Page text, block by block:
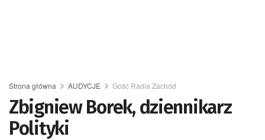
Strona główna AUDYCJE Gość Radia Zachód
Zbigniew Borek, dziennikarz
Polityki